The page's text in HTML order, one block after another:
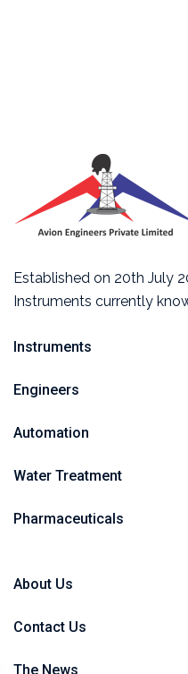
Established on 20th July
Instruments currently
Instruments
Engineers
Automation
Water Treatment
Pharmaceuticals
About Us
Contact Us
The News